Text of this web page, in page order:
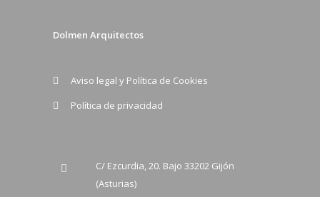
Dolmen Arquitectos
Aviso legal y Política de Cookies
Política de privacidad
C/ Ezcurdia, 20. Bajo 33202 Gijón
(Asturias)